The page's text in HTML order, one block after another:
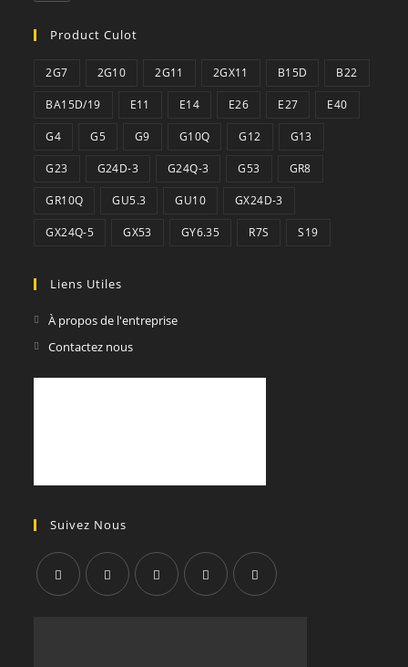
Product Culot
2G7 2G10 2G11 2GX11 B15D B22
BA15D/19 E11 E14 E26 E27 E40
G4 G5 G9 G10Q G12 G13
G23 G24D-3 G24Q-3 G53 GR8
GR10Q GU5.3 GU10 GX24D-3
GX24Q-5 GX53 GY6.35 R7S S19
Liens Utiles
À propos de l'entreprise
Contactez nous
Suivez Nous